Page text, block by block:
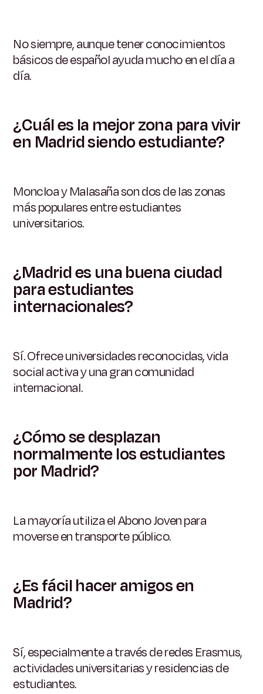
No siempre, aunque tener conocimientos
básicos de español ayuda mucho en el día a
día.
¿Cuál es la mejor zona para vivir
en Madrid siendo estudiante?
Moncloa y Malasaña son dos de las zonas
más populares entre estudiantes
universitarios.
¿Madrid es una buena ciudad
para estudiantes
internacionales?
Sí. Ofrece universidades reconocidas, vida
social activa y una gran comunidad
internacional.
¿Cómo se desplazan
normalmente los estudiantes
por Madrid?
La mayoría utiliza el Abono Joven para
moverse en transporte público.
¿Es fácil hacer amigos en
Madrid?
Sí, especialmente a través de redes Erasmus,
actividades universitarias y residencias de
estudiantes.